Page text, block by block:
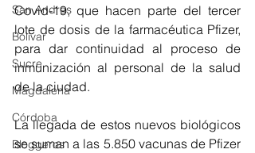
San Andres
Bolívar
Sucre
Magdalena
Córdoba
Bloggeros
Covid-19, que hacen parte del tercer
lote de dosis de la farmacéutica Pfizer,
para dar continuidad al proceso de
inmunización al personal de la salud
de la ciudad.
La llegada de estos nuevos biológicos
se suman a las 5.850 vacunas de Pfizer